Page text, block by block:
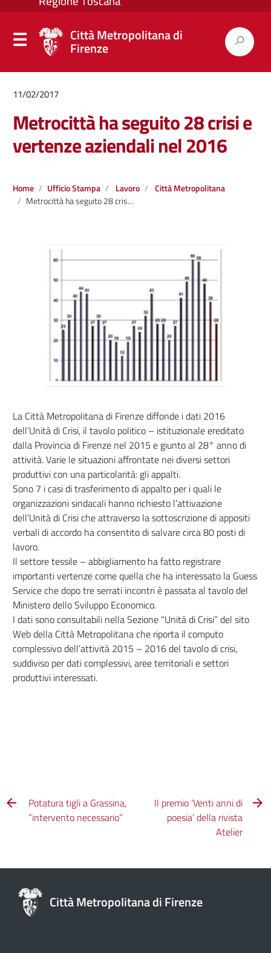
Città Metropolitana di
Firenze
11/02/2017
Metrocittà ha seguito 28 crisi e
vertenze aziendali nel 2016
Home Ufficio Stampa Lavoro
Città Metropolitana
Metrocittà ha seguito 28 crisi e vertenze aziendali nel 2016
La Città Metropolitana di Firenze diffonde i dati 2016
dell’Unità di Crisi, il tavolo politico – istituzionale ereditato
dalla Provincia di Firenze nel 2015 e giunto al 28° anno di
attività. Varie le situazioni affrontate nei diversi settori
produttivi con una particolarità: gli appalti.
Sono 7 i casi di trasferimento di appalto per i quali le
organizzazioni sindacali hanno richiesto l’attivazione
dell’Unità di Crisi che attraverso la sottoscrizione di appositi
verbali di accordo ha consentito di salvare circa 80 posti di
lavoro.
Il settore tessile – abbigliamento ha fatto registrare
importanti vertenze come quella che ha interessato la Guess
Service che dopo tre serrati incontri è passata al tavolo del
Ministero dello Sviluppo Economico.
I dati sono consultabili nella Sezione “Unità di Crisi” del sito
Web della Città Metropolitana che riporta il computo
complessivo dell’attività 2015 – 2016 del tavolo di crisi,
suddiviso per dati complessivi, aree territoriali e settori
produttivi interessati.
Potatura tigli a Grassina,
“intervento necessario”
Il premio ‘Venti anni di
poesia’ della rivista
Atelier
Città Metropolitana di Firenze